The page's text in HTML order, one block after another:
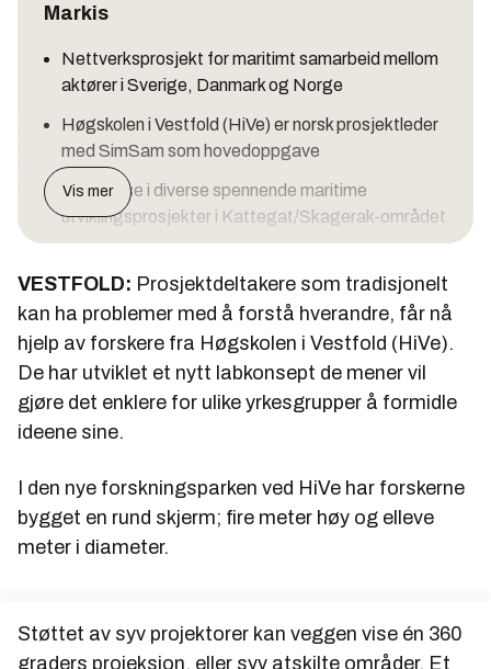
Markis
Nettverksprosjekt for maritimt samarbeid mellom
aktører i Sverige, Danmark og Norge
Høgskolen i Vestfold (HiVe) er norsk prosjektleder
med SimSam som hovedoppgave
Deltakelse i diverse spennende maritime
utviklingsprosjekter i Kattegat/Skagerak-området
HiVe skal lede det norske prosjektet sammen med
Vestfold, Telemark og Agder fylkeskommuner,
Maritimt forum og Oslo Maritime Nettverk
Utvikling av SimSam blir hovedsak i det norske
bidraget
360 graders simulator
4 meter høy og 11 meter diameter skjerm
separerer visualiseringer
Vis mer
VESTFOLD: Prosjektdeltakere som tradisjonelt
kan ha problemer med å forstå hverandre, får nå
hjelp av forskere fra Høgskolen i Vestfold (HiVe).
De har utviklet et nytt labkonsept de mener vil
gjøre det enklere for ulike yrkesgrupper å formidle
ideene sine.
I den nye forskningsparken ved HiVe har forskerne
bygget en rund skjerm; fire meter høy og elleve
meter i diameter.
Støttet av syv projektorer kan veggen vise én 360
graders projeksjon, eller syv atskilte områder. Et